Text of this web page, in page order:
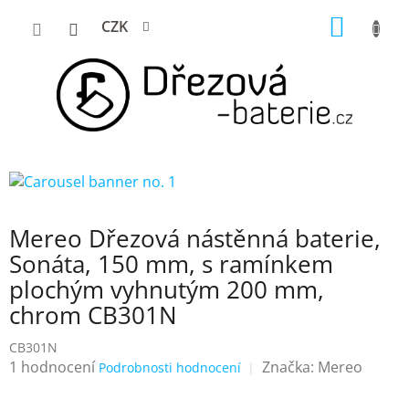
CZK
Mereo Dřezová nástěnná baterie,
Sonáta, 150 mm, s ramínkem
plochým vyhnutým 200 mm,
chrom CB301N
CB301N
Průměrné
1 hodnocení Podrobnosti hodnocení Značka: Mereo